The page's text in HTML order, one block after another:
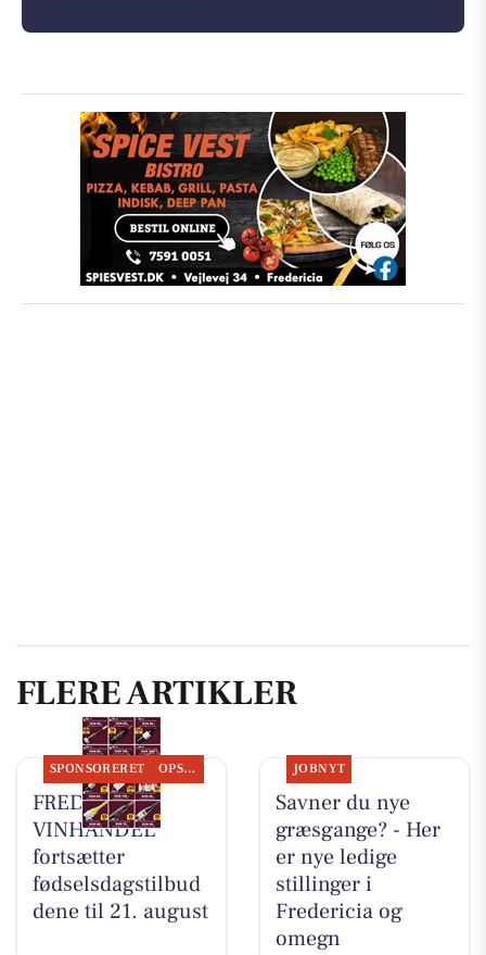
FLERE ARTIKLER
SPONSORERET OPSLAGSTAVLEN
FREDERICIA
VINHANDEL
fortsætter
fødselsdagstilbud
dene til 21. august
JOBNYT
Savner du nye
græsgange? - Her
er nye ledige
stillinger i
Fredericia og
omegn